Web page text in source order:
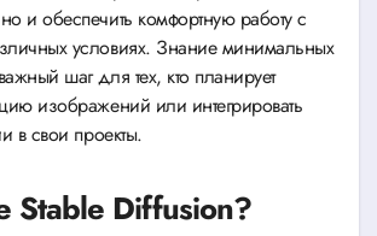
и обеспечить комфортную работу с
условиях. Знание минимальных
шаг для тех, кто планирует
изображений или интегрировать
в свои проекты.
Stable Diffusion?